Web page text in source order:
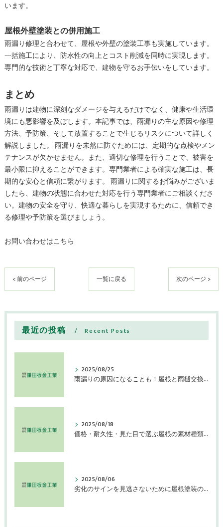
います。
屋根外壁塗装との併用施工
雨漏り修理と合わせて、屋根や外壁の塗装工事も実施しています。
一括施工により、防水性の向上とコスト削減を同時に実現します。
専門的な技術と丁寧な対応で、建物を守るお手伝いをしています。
まとめ
雨漏りは建物に深刻なダメージを与えるだけでなく、健康や生活環
境にも悪影響を及ぼします。本記事では、雨漏りの主な原因や修理
方法、予防策、そして放置することで生じるリスクについて詳しく
解説しました。 雨漏りを未然に防ぐためには、定期的な点検やメン
テナンスが欠かせません。また、適切な修理を行うことで、被害を
最小限に抑えることができます。専門業者による確実な施工は、長
期的な安心と信頼に繋がります。 雨漏りに関するお悩みがございま
したら、建物の状態に合わせた対応を行う専門業者にご相談くださ
い。建物の安全を守り、快適な暮らしを実現するために、信頼でき
る修理や予防策を選びましょう。
お問い合わせはこちら
< 前のページ 一覧に戻る 次のページ >
最近の投稿 Recent Posts
2025/08/25
雨漏りの原因になることも！屋根と雨樋交換を検討すべき症状
2025/08/18
価格・耐久性・見た目で選ぶ屋根の素材種類とその特徴とは
2025/08/06
劣化のサインを見逃さないために屋根塗装の効果持続を確認しよう